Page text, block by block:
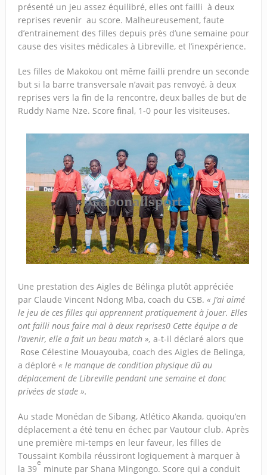
présenté un jeu assez équilibré, elles ont failli à deux
reprises revenir au score. Malheureusement, faute
d’entrainement des filles depuis près d’une semaine pour
cause des visites médicales à Libreville, et l’inexpérience.
Les filles de Makokou ont même failli prendre un seconde
but si la barre transversale n’avait pas renvoyé, à deux
reprises vers la fin de la rencontre, deux balles de but de
Ruddy Name Nze. Score final, 1-0 pour les visiteuses.
Une prestation des Aigles de Bélinga plutôt appréciée
par Claude Vincent Ndong Mba, coach du CSB. « J’ai aimé
le jeu de ces filles qui apprennent pratiquement à jouer. Elles
ont failli nous faire mal à deux reprises0 Cette équipe a de
l’avenir, elle a fait un beau match », a-t-il déclaré alors que
Rose Célestine Mouayouba, coach des Aigles de Belinga,
a déploré « le manque de condition physique dû au
déplacement de Libreville pendant une semaine et donc
privées de stade ».
Au stade Monédan de Sibang, Atlético Akanda, quoiqu’en
déplacement a été tenu en échec par Vautour club. Après
une première mi-temps en leur faveur, les filles de
Toussaint Kombila réussiront logiquement à marquer à
la 39
e
minute par Shana Mingongo. Score qui a conduit